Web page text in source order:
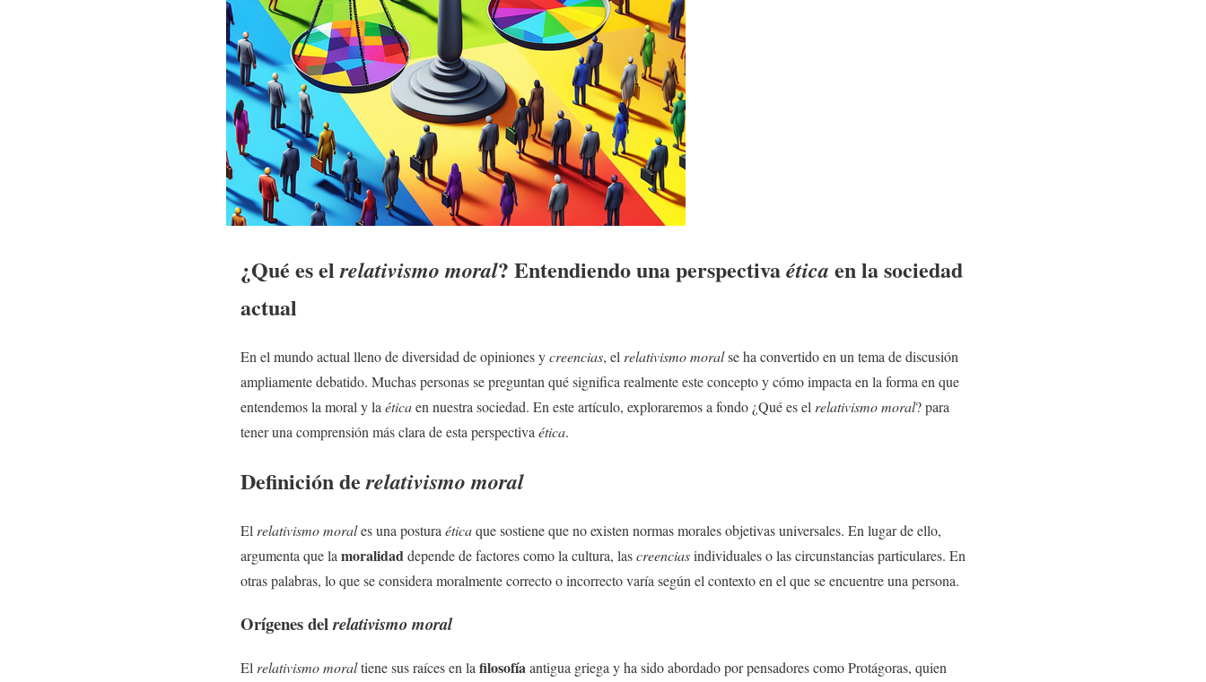
¿Qué es elrelativismo moral? Entendiendo una perspectivaética en la sociedad
actual
En el mundo actual lleno de diversidad de opiniones ycreencias, el relativismo moralse ha convertido en un tema de discusión
ampliamente debatido. Muchas personas se preguntan qué significa realmente este concepto y cómo impacta en la forma en que
entendemos la moral y la éticaen nuestra sociedad. En este artículo, exploraremos a fondo ¿Qué es el relativismo moral? para
tener una comprensión más clara de esta perspectiva ética.
Definición derelativismo moral
El relativismo morales una postura éticaque sostiene que no existen normas morales objetivas universales. En lugar de ello,
argumenta que la moralidaddepende de factores como la cultura, lascreenciasindividuales o las circunstancias particulares. En
otras palabras, lo que se considera moralmente correcto o incorrecto varía según el contexto en el que se encuentre una persona.
Orígenes delrelativismo moral
El relativismo moraltiene sus raíces en la filosofíaantigua griega y ha sido abordado por pensadores como Protágoras, quien